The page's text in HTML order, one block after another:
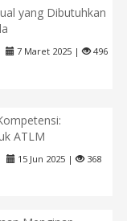
yang Dibutuhkan
7 Maret 2025 | 496
ATLM
15 Jun 2025 | 368